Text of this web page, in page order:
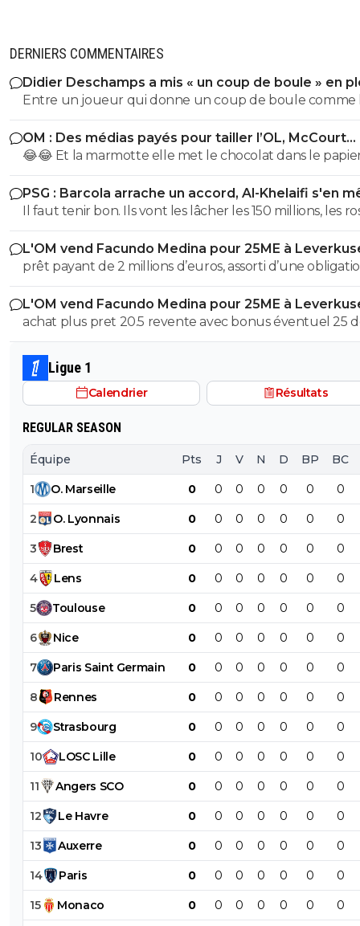
DERNIERS COMMENTAIRES
Didier Deschamps a mis « un coup de boule » en
Mondial
Entre un joueur qui donne un coup de boule comme
sélectionneur en poste, et la critique sur l' arrbitrage il
une sacré différence, l'arbitre n'a pas reçu de coup par
contre l' Italien lui oui Quel exemple pour les jeunes
poussent que de mettre un sélectionneur comme
vient d'être nommé !
OM : Des médias payés pour tailler l’OL, McCourt
accusé
😂😂 Et la marmotte elle met le chocolat dans le
pauvre foutre0. Les cons, ça ose tout, c'est même à ça
les reconnaît.
PSG : Barcola arrache un accord, Al-Khelaifi s'en
Il faut tenir bon. Ils vont les lâcher les 150 millions, les
!!
L'OM vend Facundo Medina pour 25ME à
prêt payant de 2 millions d’euros, assorti d’une
d’achat fixée à 18 millions, à laquelle s’ajoutent 2
bonus facilement atteignables
L'OM vend Facundo Medina pour 25ME à
achat plus pret 20.5 revente avec bonus éventuel 25
aux max 4.5M ce n'est pas avec cela que tu vas
caissesLigue 1
Calendrier Résultats
REGULAR SEASON
Équipe Pts J V N D BP BC
1 O. Marseille 0 0 0 0 0 0 0
2 O. Lyonnais 0 0 0 0 0 0 0
3 Brest 0 0 0 0 0 0 0
4 Lens 0 0 0 0 0 0 0
5 Toulouse 0 0 0 0 0 0 0
6 Nice 0 0 0 0 0 0 0
7 Paris Saint Germain 0 0 0 0 0 0 0
8 Rennes 0 0 0 0 0 0 0
9 Strasbourg 0 0 0 0 0 0 0
10 LOSC Lille 0 0 0 0 0 0 0
11 Angers SCO 0 0 0 0 0 0 0
12 Le Havre 0 0 0 0 0 0 0
13 Auxerre 0 0 0 0 0 0 0
14 Paris 0 0 0 0 0 0 0
15 Monaco 0 0 0 0 0 0 0